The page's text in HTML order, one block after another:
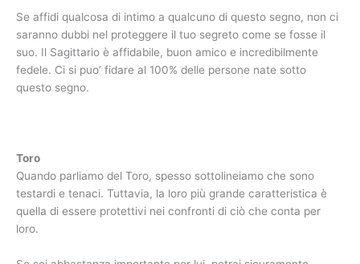
Se affidi qualcosa di intimo a qualcuno di questo segno, non ci
saranno dubbi nel proteggere il tuo segreto come se fosse il
suo. Il Sagittario è affidabile, buon amico e incredibilmente
fedele. Ci si puo’ fidare al 100% delle persone nate sotto
questo segno.
Toro
Quando parliamo del Toro, spesso sottolineiamo che sono
testardi e tenaci. Tuttavia, la loro più grande caratteristica è
quella di essere protettivi nei confronti di ciò che conta per
loro.